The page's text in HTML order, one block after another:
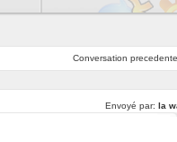
Conversation precedente
Envoyé par: la